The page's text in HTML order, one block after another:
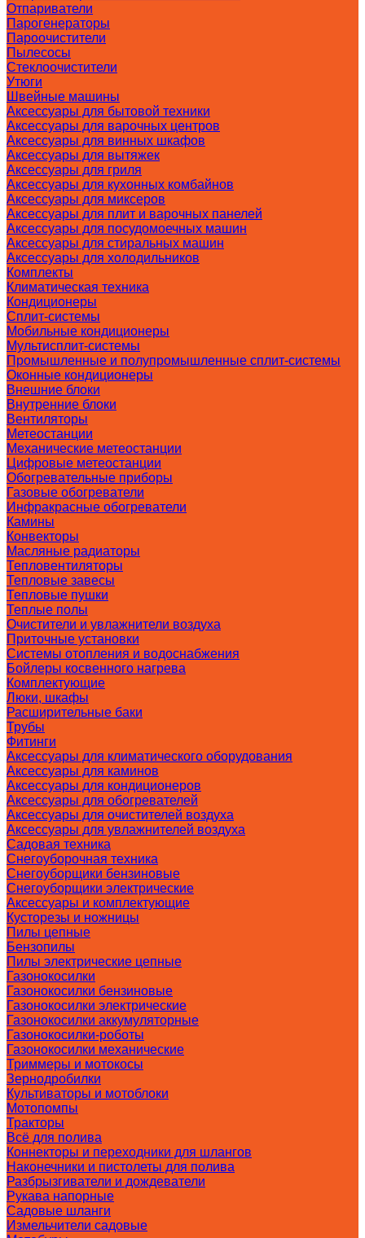
Отпариватели
Парогенераторы
Пароочистители
Пылесосы
Стеклоочистители
Утюги
Швейные машины
Аксессуары для бытовой техники
Аксессуары для варочных центров
Аксессуары для винных шкафов
Аксессуары для вытяжек
Аксессуары для гриля
Аксессуары для кухонных комбайнов
Аксессуары для миксеров
Аксессуары для плит и варочных панелей
Аксессуары для посудомоечных машин
Аксессуары для стиральных машин
Аксессуары для холодильников
Комплекты
Климатическая техника
Кондиционеры
Сплит-системы
Мобильные кондиционеры
Мультисплит-системы
Промышленные и полупромышленные сплит-системы
Оконные кондиционеры
Внешние блоки
Внутренние блоки
Вентиляторы
Метеостанции
Механические метеостанции
Цифровые метеостанции
Обогревательные приборы
Газовые обогреватели
Инфракрасные обогреватели
Камины
Конвекторы
Масляные радиаторы
Тепловентиляторы
Тепловые завесы
Тепловые пушки
Теплые полы
Очистители и увлажнители воздуха
Приточные установки
Системы отопления и водоснабжения
Бойлеры косвенного нагрева
Комплектующие
Люки, шкафы
Расширительные баки
Трубы
Фитинги
Аксессуары для климатического оборудования
Аксессуары для каминов
Аксессуары для кондиционеров
Аксессуары для обогревателей
Аксессуары для очистителей воздуха
Аксессуары для увлажнителей воздуха
Садовая техника
Снегоуборочная техника
Снегоуборщики бензиновые
Снегоуборщики электрические
Аксессуары и комплектующие
Кусторезы и ножницы
Пилы цепные
Бензопилы
Пилы электрические цепные
Газонокосилки
Газонокосилки бензиновые
Газонокосилки электрические
Газонокосилки аккумуляторные
Газонокосилки-роботы
Газонокосилки механические
Триммеры и мотокосы
Зернодробилки
Культиваторы и мотоблоки
Мотопомпы
Тракторы
Всё для полива
Коннекторы и переходники для шлангов
Наконечники и пистолеты для полива
Разбрызгиватели и дождеватели
Рукава напорные
Садовые шланги
Измельчители садовые